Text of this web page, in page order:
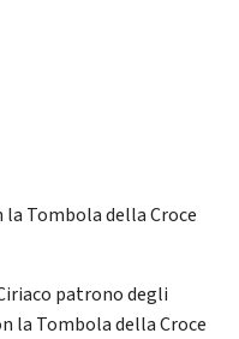
la Tombola della Croce
patrono degli
la Tombola della Croce